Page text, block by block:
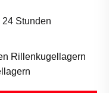
Stunden
Rillenkugellagern